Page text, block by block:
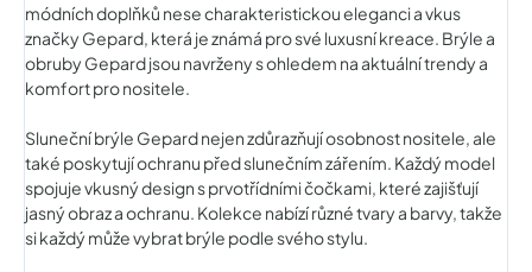
módních doplňků nese charakteristickou eleganci a vkus
značky Gepard, která je známá pro své luxusní kreace. Brýle a
obruby Gepard jsou navrženy s ohledem na aktuální trendy a
komfort pro nositele.
Sluneční brýle Gepard nejen zdůrazňují osobnost nositele, ale
také poskytují ochranu před slunečním zářením. Každý model
spojuje vkusný design s prvotřídními čočkami, které zajišťují
jasný obraz a ochranu. Kolekce nabízí různé tvary a barvy, takže
si každý může vybrat brýle podle svého stylu.